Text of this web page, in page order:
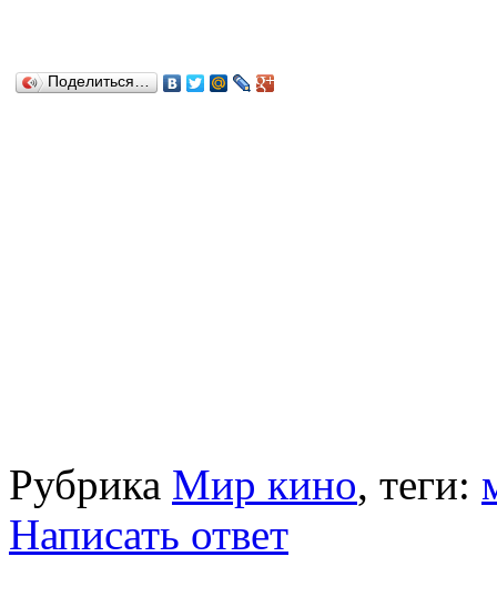
Поделиться…
Рубрика Мир кино, теги:
Написать ответ